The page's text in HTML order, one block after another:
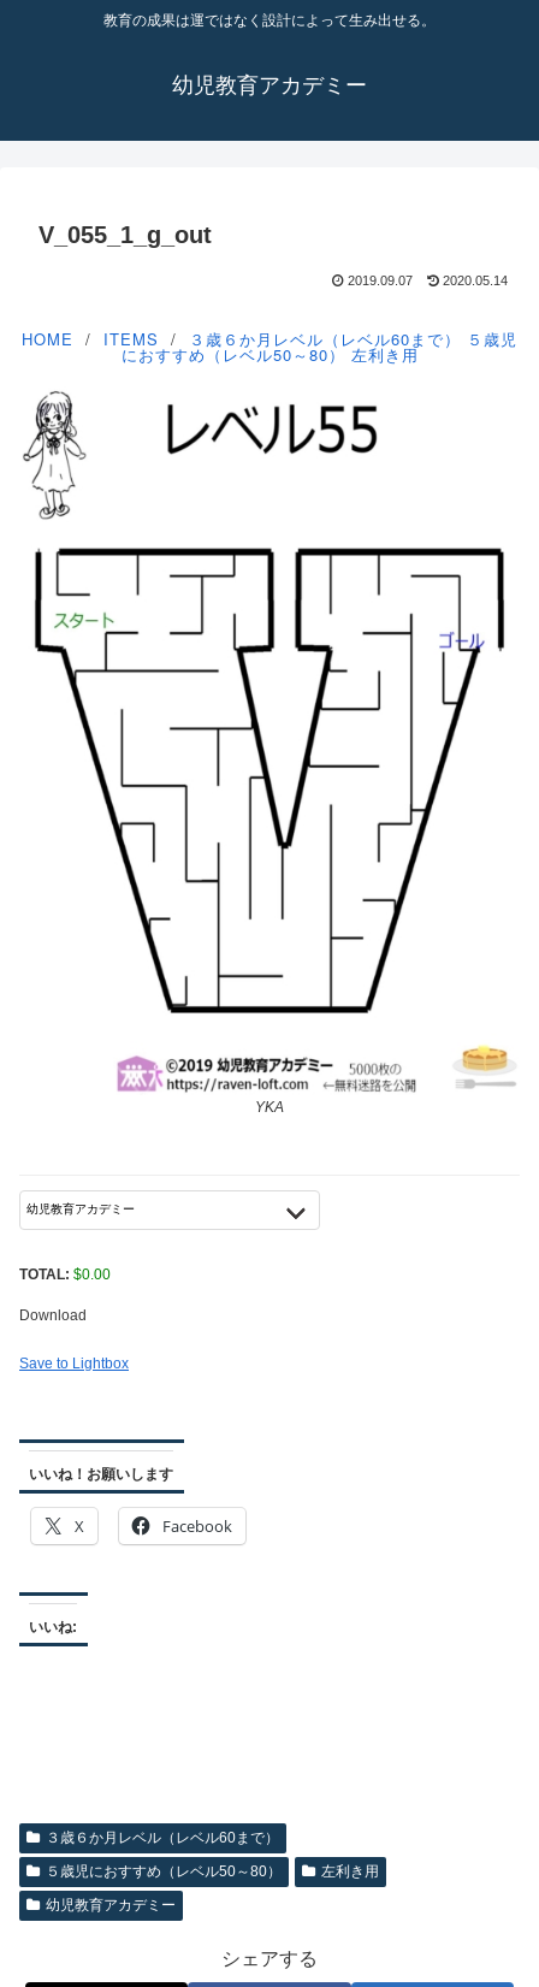
教育の成果は運ではなく設計によって生み出せる。
幼児教育アカデミー
V_055_1_g_out
2019.09.07 2020.05.14
HOME ITEMS ３歳６か月レベル（レベル60まで） ５歳児
におすすめ（レベル50～80） 左利き用
YKA
TOTAL: $0.00
Download
Save to Lightbox
いいね！お願いします
X Facebook
いいね:
３歳６か月レベル（レベル60まで）
５歳児におすすめ（レベル50～80）
左利き用
幼児教育アカデミー
シェアする